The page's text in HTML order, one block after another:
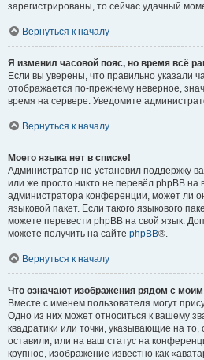
зарегистрированы, то сейчас удачный
Вернуться к началу
Я изменил часовой пояс, но время всё
Если вы уверены, что правильно указали
отображается по-прежнему неверное,
время на сервере. Уведомите
Вернуться к началу
Моего языка нет в списке!
Администратор не установил поддержку
или же просто никто не перевёл phpBB на
администратора конференции, может ли
языковой пакет. Если такого языкового
можете перевести phpBB на свой язык.
можете получить на сайте phpBB®.
Вернуться к началу
Что означают изображения рядом с
Вместе с именем пользователя могут
Одно из них может относиться к вашему
квадратики или точки, указывающие на то,
оставили, или на ваш статус на
крупное, изображение известно как